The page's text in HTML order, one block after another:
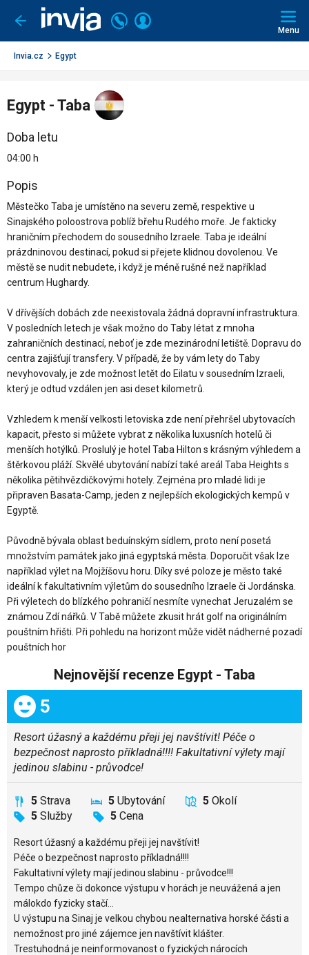
Jít
zpět
Volejte
226
000
Přihlásit
Menu
Invia.cz Egypt
Egypt - Taba
Doba letu
04:00 h
Popis
Městečko Taba je umístěno na severu země, respektive u
Sinajského poloostrova poblíž břehu Rudého moře. Je fakticky
hraničním přechodem do sousedního Izraele. Taba je ideální
prázdninovou destinací, pokud si přejete klidnou dovolenou. Ve
městě se nudit nebudete, i když je méně rušné než například
centrum Hughardy.
V dřívějších dobách zde neexistovala žádná dopravní infrastruktura.
V posledních letech je však možno do Taby létat z mnoha
zahraničních destinací, neboť je zde mezinárodní letiště. Dopravu do
centra zajišťují transfery. V případě, že by vám lety do Taby
nevyhovovaly, je zde možnost letět do Eilatu v sousedním Izraeli,
který je odtud vzdálen jen asi deset kilometrů.
Vzhledem k menší velkosti letoviska zde není přehršel ubytovacích
kapacit, přesto si můžete vybrat z několika luxusních hotelů či
menších hotýlků. Proslulý je hotel Taba Hilton s krásným výhledem a
štěrkovou pláží. Skvělé ubytování nabízí také areál Taba Heights s
několika pětihvězdičkovými hotely. Zejména pro mladé lidi je
připraven Basata-Camp, jeden z nejlepších ekologických kempů v
Egyptě.
Původně bývala oblast beduínským sídlem, proto není posetá
množstvím památek jako jiná egyptská města. Doporučit však lze
například výlet na Mojžíšovu horu. Díky své poloze je město také
ideální k fakultativním výletům do sousedního Izraele či Jordánska.
Při výletech do blízkého pohraničí nesmíte vynechat Jeruzalém se
známou Zdí nářků. V Tabě můžete zkusit hrát golf na originálním
pouštním hřišti. Při pohledu na horizont může vidět nádherné pozadí
pouštních hor
Nejnovější recenze Egypt - Taba
Celkem:
5
Resort úžasný a každému přeji jej navštívit! Péče o
bezpečnost naprosto příkladná!!!! Fakultativní výlety mají
jedinou slabinu - průvodce!
5 Strava 5 Ubytování 5 Okolí
5 Služby 5 Cena
Resort úžasný a každému přeji jej navštívit!
Péče o bezpečnost naprosto příkladná!!!!
Fakultativní výlety mají jedinou slabinu - průvodce!!!
Tempo chůze či dokonce výstupu v horách je neuvážená a jen
málokdo fyzicky stačí...
U výstupu na Sinaj je velkou chybou nealternativa horské části a
nemožnost pro jiné zájemce jen navštívit klášter.
Trestuhodná je neinformovanost o fyzických nárocích